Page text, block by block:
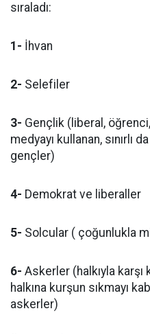
sıraladı:
1- İhvan
2- Selefiler
3- Gençlik (liberal,
medyayı kullanan, sınırlı
gençler)
4- Demokrat ve liberaller
5- Solcular ( çoğunlukla
6- Askerler (halkıyla karşı
halkına kurşun sıkmayı
askerler)